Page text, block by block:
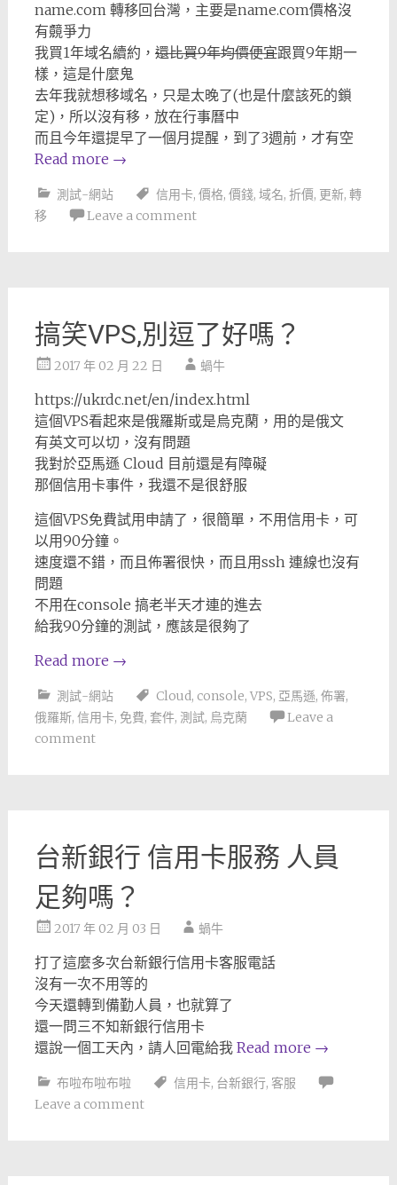
name.com 轉移回台灣，主要是name.com價格沒
有竸爭力
我買1年域名續約， 還比買9年均價便宜跟買9年期一
樣，這是什麼鬼
去年我就想移域名，只是太晚了(也是什麼該死的鎖
定)，所以沒有移，放在行事曆中
而且今年還提早了一個月提醒，到了3週前，才有空
Read more →
測試-網站 信用卡, 價格, 價錢, 域名, 折價, 更新, 轉
移
Leave a comment
搞笑VPS,別逗了好嗎？
2017 年 02 月 22 日 蝸牛
https://ukrdc.net/en/index.html
這個VPS看起來是俄羅斯或是烏克䔵，用的是俄文
有英文可以切，沒有問題
我對於亞馬遜 Cloud 目前還是有障礙
那個信用卡事件，我還不是很舒服
這個VPS免費試用申請了，很簡單，不用信用卡，可
以用90分鐘。
速度還不錯，而且佈署很快，而且用ssh 連線也沒有
問題
不用在console 搞老半天才連的進去
給我90分鐘的測試，應該是很夠了
Read more →
測試-網站 Cloud, console, VPS, 亞馬遜, 佈署,
俄羅斯, 信用卡, 免費, 套件, 測試, 烏克䔵
Leave a
comment
台新銀行 信用卡服務 人員
足夠嗎？
2017 年 02 月 03 日 蝸牛
打了這麼多次台新銀行信用卡客服電話
沒有一次不用等的
今天還轉到備勤人員，也就算了
還一問三不知新銀行信用卡
還說一個工天內，請人回電給我 Read more →
布啦布啦布啦 信用卡, 台新銀行, 客服
Leave a comment